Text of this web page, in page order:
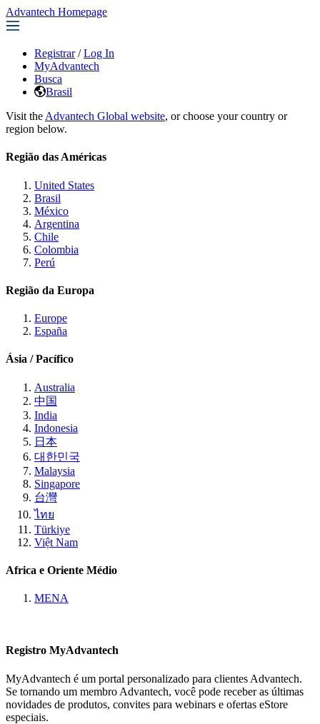
Advantech Homepage
Registrar / Log In
MyAdvantech
Busca
Brasil
Visit the Advantech Global website, or choose your country or
region below.
Região das Américas
United States
Brasil
México
Argentina
Chile
Colombia
Perú
Região da Europa
Europe
España
Ásia / Pacífico
Australia
中国
India
Indonesia
日本
대한민국
Malaysia
Singapore
台灣
ไทย
Türkiye
Việt Nam
Africa e Oriente Médio
MENA
Registro MyAdvantech
MyAdvantech é um portal personalizado para clientes Advantech.
Se tornando um membro Advantech, você pode receber as últimas
novidades de produtos, convites para webinars e ofertas eStore
especiais.